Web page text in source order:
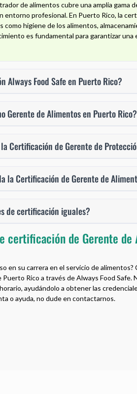
de alimentos cubre una amplia gama
entorno profesional. En Puerto Rico, la
como higiene de los alimentos,
es fundamental para garantizar
Always Food Safe en Puerto Rico?
Gerente de Alimentos en Puerto Rico?
Certificación de Gerente de
la Certificación de Gerente de
de certificación iguales?
certificación de Gerente
en su carrera en el servicio de
Rico a través de Always Food Safe.
ayudándolo a obtener las
o ayuda, no dude en contactarnos.